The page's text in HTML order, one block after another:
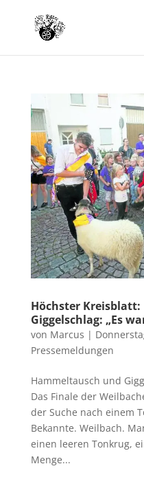
Höchster
Giggelschlag: „Es
von Marcus |
Pressemeldungen
Hammeltausch und
Das Finale der
der Suche nach einem
Bekannte. Weilbach.
einen leeren Tonkrug,
Menge...